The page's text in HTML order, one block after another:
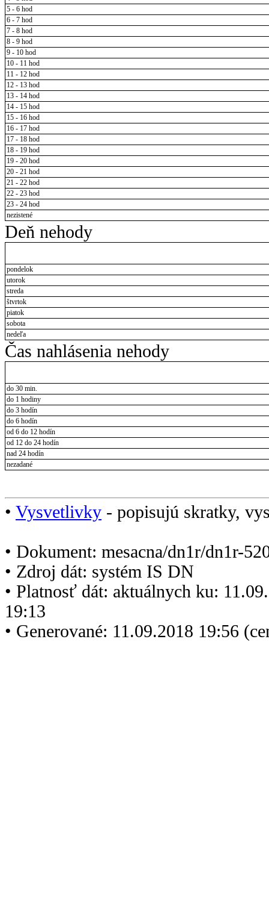
5 - 6 hod
6 - 7 hod
7 - 8 hod
8 - 9 hod
9 - 10 hod
10 - 11 hod
11 - 12 hod
12 - 13 hod
13 - 14 hod
14 - 15 hod
15 - 16 hod
16 - 17 hod
17 - 18 hod
18 - 19 hod
19 - 20 hod
20 - 21 hod
21 - 22 hod
22 - 23 hod
23 - 24 hod
nezistené
Deň nehody
pondelok
utorok
streda
štvrtok
piatok
sobota
nedeľa
Čas nahlásenia nehody
do 30 min.
do 1 hodiny
do 3 hodín
do 6 hodín
od 6 do 12 hodín
od 12 do 24 hodín
nad 24 hodín
nezadané
• Vysvetlivky - popisujú skratky,
• Dokument: mesacna/dn1r/dn1r-
• Zdroj dát: systém IS DN
• Platnosť dát: aktuálnych ku:
19:13
• Generované: 11.09.2018 19:56